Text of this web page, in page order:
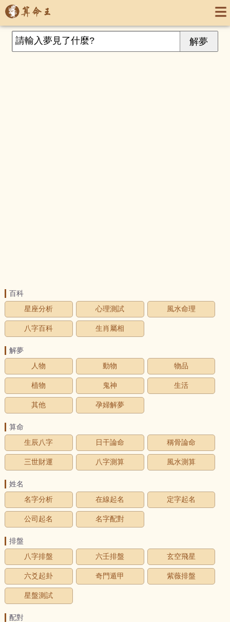
百科
星座分析
心理測試 風水命理
八字百科 生肖屬相
解夢
人物
動物 物品
植物 鬼神 生活
其他 孕婦解夢
算命
生辰八字
日干論命 稱骨論命
三世財運 八字測算 風水測算
姓名
名字分析
在線起名 定字起名
公司起名 名字配對
排盤
八字排盤
六壬排盤 玄空飛星
六爻起卦 奇門遁甲 紫薇排盤
星盤測試
配對